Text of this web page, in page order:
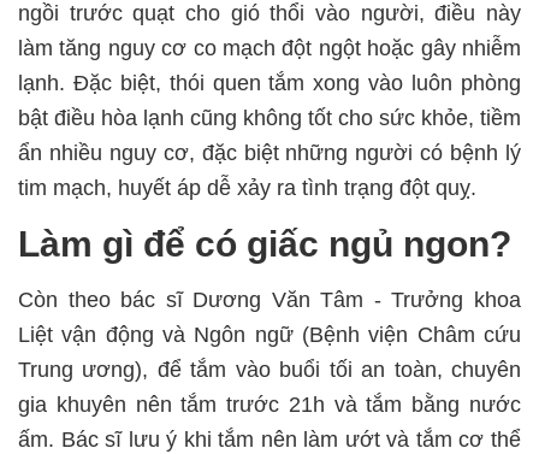
ngồi trước quạt cho gió thổi vào người, điều này
làm tăng nguy cơ co mạch đột ngột hoặc gây nhiễm
lạnh. Đặc biệt, thói quen tắm xong vào luôn phòng
bật điều hòa lạnh cũng không tốt cho sức khỏe, tiềm
ẩn nhiều nguy cơ, đặc biệt những người có bệnh lý
tim mạch, huyết áp dễ xảy ra tình trạng đột quỵ.
Làm gì để có giấc ngủ ngon?
Còn theo bác sĩ Dương Văn Tâm - Trưởng khoa
Liệt vận động và Ngôn ngữ (Bệnh viện Châm cứu
Trung ương), để tắm vào buổi tối an toàn, chuyên
gia khuyên nên tắm trước 21h và tắm bằng nước
ấm. Bác sĩ lưu ý khi tắm nên làm ướt và tắm cơ thể